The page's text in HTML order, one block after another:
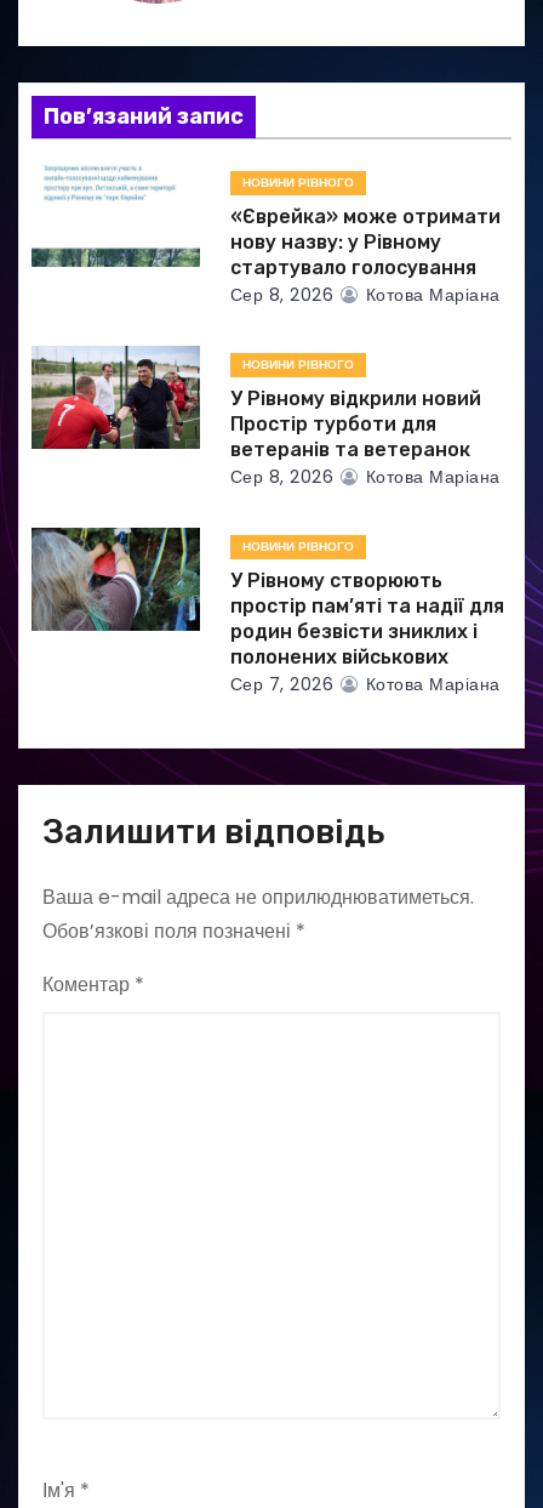
а
п
и
в
Пов’язаний запис
НОВИНИ РІВНОГО
«Єврейка» може отримати
нову назву: у Рівному
стартувало голосування
Сер 8, 2026 Котова Маріана
НОВИНИ РІВНОГО
У Рівному відкрили новий
Простір турботи для
ветеранів та ветеранок
Сер 8, 2026 Котова Маріана
НОВИНИ РІВНОГО
У Рівному створюють
простір пам’яті та надії для
родин безвісти зниклих і
полонених військових
Сер 7, 2026 Котова Маріана
Залишити відповідь
Ваша e-mail адреса не оприлюднюватиметься.
Обов’язкові поля позначені *
Коментар *
Ім'я *